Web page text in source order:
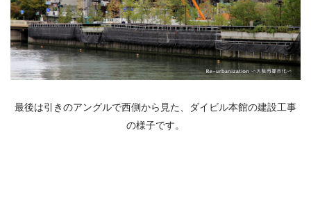
最後は引きのアングルで西側から見た、ダイビル本館の建設工事
の様子です。